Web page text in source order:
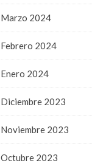
Marzo 2024
Febrero 2024
Enero 2024
Diciembre 2023
Noviembre 2023
Octubre 2023